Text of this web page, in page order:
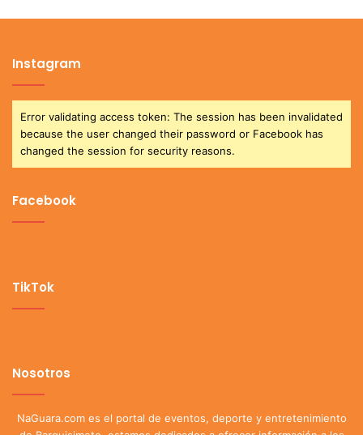
Instagram
Error validating access token: The session has been invalidated
because the user changed their password or Facebook has
changed the session for security reasons.
Facebook
TikTok
Nosotros
NaGuara.com es el portal de eventos, deporte y entretenimiento